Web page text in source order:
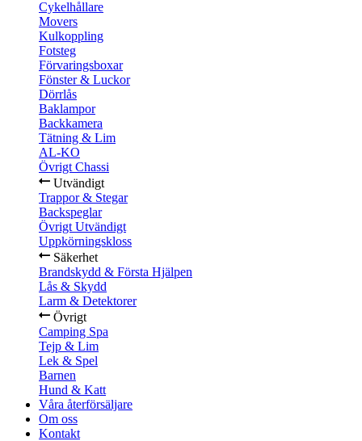
Cykelhållare
Movers
Kulkoppling
Fotsteg
Förvaringsboxar
Fönster & Luckor
Dörrlås
Baklampor
Backkamera
Tätning & Lim
AL-KO
Övrigt Chassi
Utvändigt
Trappor & Stegar
Backspeglar
Övrigt Utvändigt
Uppkörningskloss
Säkerhet
Brandskydd & Första Hjälpen
Lås & Skydd
Larm & Detektorer
Övrigt
Camping Spa
Tejp & Lim
Lek & Spel
Barnen
Hund & Katt
Våra återförsäljare
Om oss
Kontakt